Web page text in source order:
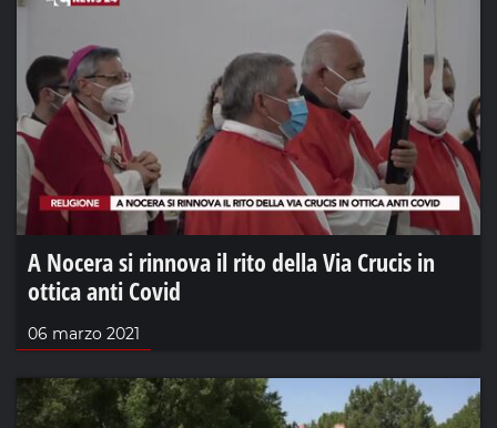
A Nocera si rinnova il rito della Via Crucis in
ottica anti Covid
06 marzo 2021